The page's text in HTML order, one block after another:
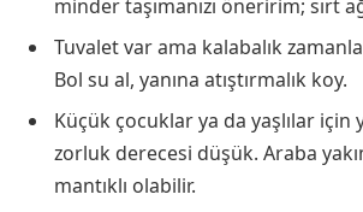
minder taşımanızı öneririm; sırt
Tuvalet var ama kalabalık
Bol su al, yanına atıştırmalık koy.
Küçük çocuklar ya da yaşlılar için
zorluk derecesi düşük. Araba
mantıklı olabilir.